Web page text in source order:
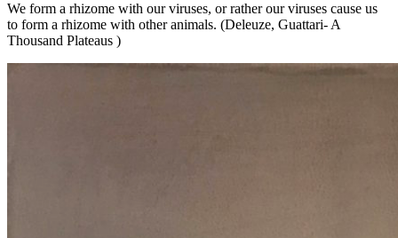
We form a rhizome with our viruses, or rather our viruses cause us
to form a rhizome with other animals. (Deleuze, Guattari- A
Thousand Plateaus )